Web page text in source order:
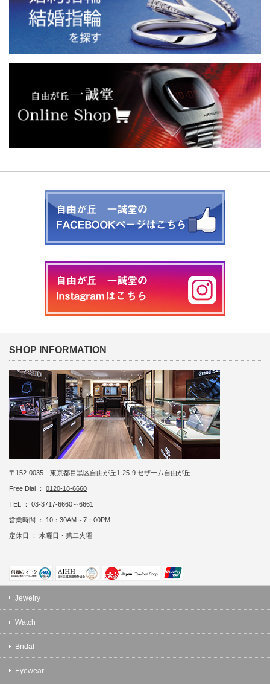
SHOP INFORMATION
〒152-0035 東京都目黒区自由が丘1-25-9 セザーム自由が丘
Free Dial ： 0120-18-6660
TEL ： 03-3717-6660～6661
営業時間 ： 10：30AM～7：00PM
定休日 ： 水曜日・第二火曜
Jewelry
Watch
Bridal
Eyewear